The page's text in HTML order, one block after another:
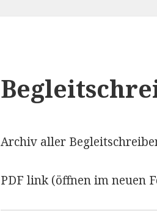
Archiv aller
PDF link (öffnen im neuen